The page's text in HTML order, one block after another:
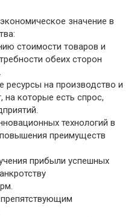
значение в
стоимости товаров и
обеих сторон
ресурсы на производство и
на которые есть спрос,
технологий в
преимуществ
прибыли успешных